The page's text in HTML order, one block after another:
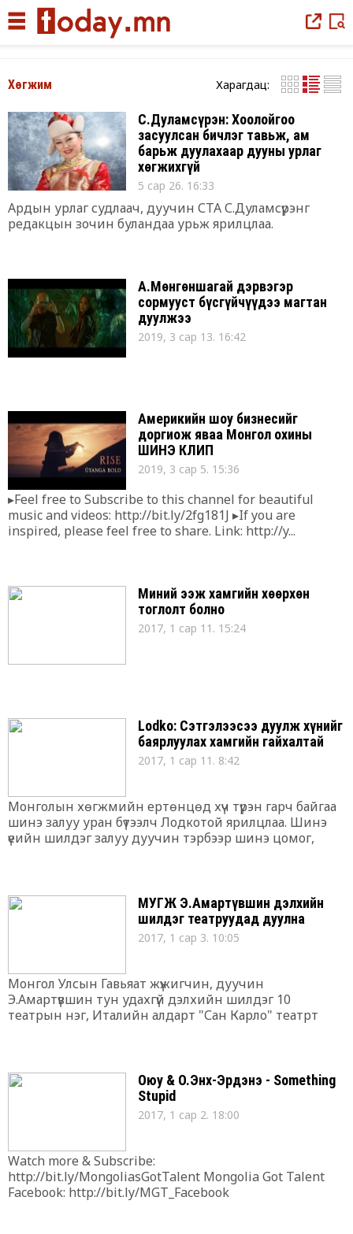
Хөгжим Харагдац:
С.Дуламсүрэн: Хоолойгоо
засуулсан бичлэг тавьж, ам
барьж дуулахаар дууны урлаг
хөгжихгүй
5 сар 26. 16:33
Ардын урлаг судлаач, дуучин СТА С.Дуламсүрэнг
редакцын зочин буландаа урьж ярилцлаа.
А.Мөнгөншагай дэрвэгэр
сормууст бүсгүйчүүдээ магтан
дуулжээ
2019, 3 сар 13. 16:42
Америкийн шоу бизнесийг
доргиож яваа Монгол охины
ШИНЭ КЛИП
2019, 3 сар 5. 15:36
▸Feel free to Subscribe to this channel for beautiful
music and videos: http://bit.ly/2fg181J ▸If you are
inspired, please feel free to share. Link: http://y...
Миний ээж хамгийн хөөрхөн
тоглолт болно
2017, 1 сар 11. 15:24
Lodko: Сэтгэлээсээ дуулж хүнийг
баярлуулах хамгийн гайхалтай
2017, 1 сар 11. 8:42
Монголын хөгжмийн ертөнцөд хүч түрэн гарч байгаа
шинэ залуу уран бүтээлч Лодкотой ярилцлаа. Шинэ
үеийн шилдэг залуу дуучин тэрбээр шинэ цомог,
МУГЖ Э.Амартүвшин дэлхийн
шилдэг театруудад дуулна
2017, 1 сар 3. 10:05
Монгол Улсын Гавьяат жүжигчин, дуучин
Э.Амартүвшин тун удахгүй дэлхийн шилдэг 10
театрын нэг, Италийн алдарт "Сан Карло" театрт
хугацаанд ажиллах гэрээ байгуулжээ. Э.Амартүвшин
үүний дараа буюу дөрөвдүгээр сард ОХУ-ын нийслэл
Москва хотын Чайковскийн нэрэмжит
консерватурын их танхимд Ж.Вердийн “Трубадур”
Оюу & О.Энх-Эрдэнэ - Something
Stupid
2017, 1 сар 2. 18:00
Watch more & Subscribe:
http://bit.ly/MongoliasGotTalent Mongolia Got Talent
Facebook: http://bit.ly/MGT_Facebook